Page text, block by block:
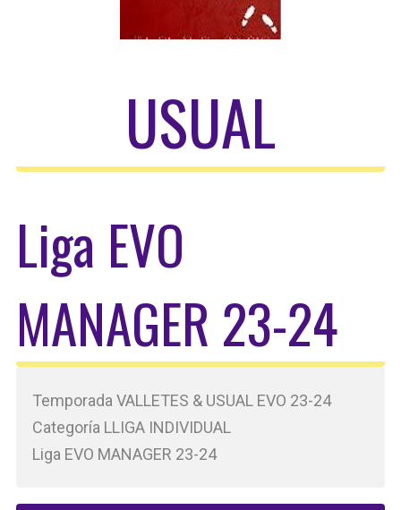
USUAL
Liga EVO
MANAGER 23-24
Temporada VALLETES & USUAL EVO 23-24
Categoría LLIGA INDIVIDUAL
Liga EVO MANAGER 23-24